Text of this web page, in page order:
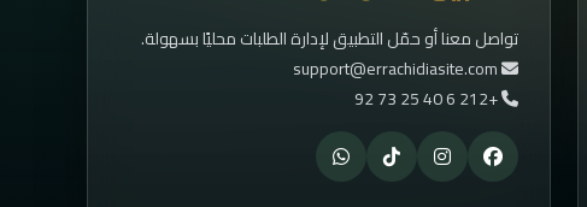
تواصل معنا أو حمّل التطبيق لإدارة الطلبات محليًا بسهولة.
support@errachidiasite.com
+212 6 40 25 73 92